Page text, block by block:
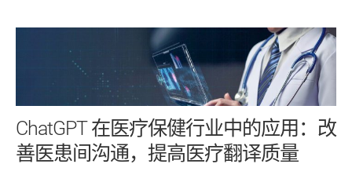
ChatGPT 在医疗保健行业中的应用：改
善医患间沟通，提高医疗翻译质量